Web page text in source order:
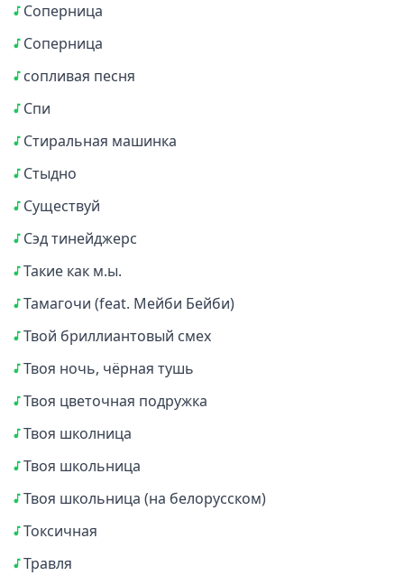
Соперница
Соперница
сопливая песня
Спи
Стиральная машинка
Стыдно
Существуй
Сэд тинейджерс
Такие как м.ы.
Тамагочи (feat. Мейби Бейби)
Твой бриллиантовый смех
Твоя ночь, чёрная тушь
Твоя цветочная подружка
Твоя школница
Твоя школьница
Твоя школьница (на белорусском)
Токсичная
Травля